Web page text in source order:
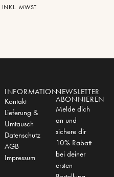
INKL. MWST.
INFORMATION
Kontakt
Lieferung &
Umtausch
Datenschutz
AGB
Impressum
NEWSLETTER
ABONNIEREN
Melde dich
an und
sichere dir
10% Rabatt
bei deiner
ersten